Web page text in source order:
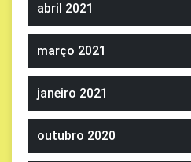
abril 2021
março 2021
janeiro 2021
outubro 2020